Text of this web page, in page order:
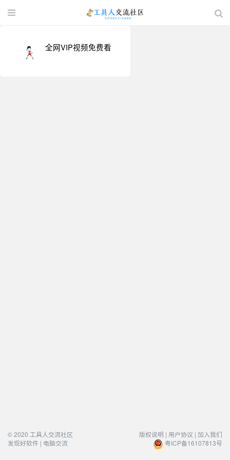
全网VIP视频免费看
© 2020 工具人交流社区
发现好软件 | 电脑交流
版权说明 | 用户协议 | 加入我们
粤ICP备16107813号